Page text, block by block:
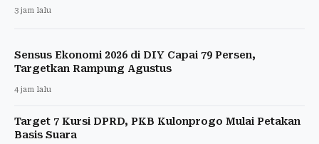
3 jam lalu
Sensus Ekonomi 2026 di DIY Capai 79 Persen,
Targetkan Rampung Agustus
4 jam lalu
Target 7 Kursi DPRD, PKB Kulonprogo Mulai Petakan
Basis Suara